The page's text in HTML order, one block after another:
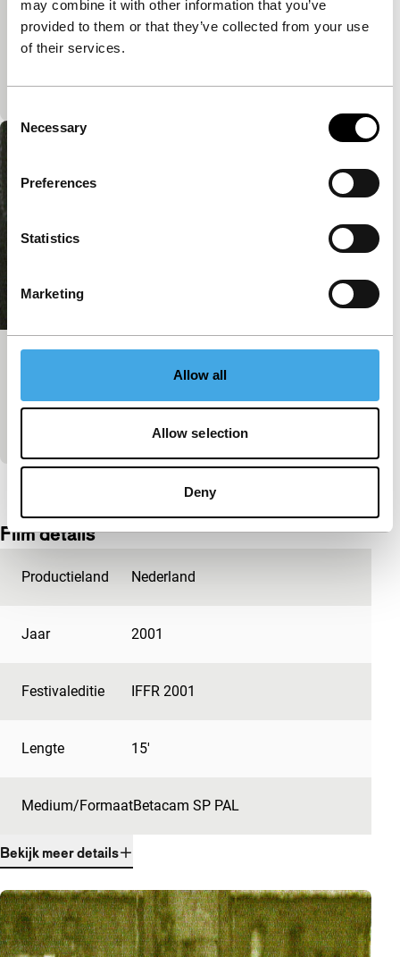
may combine it with other information that you’ve
provided to them or that they’ve collected from your use
of their services.
Selection
Necessary
Preferences
Statistics
Marketing
Allow all
Allow selection
Deny
main programme short
Een langgerekt gezicht verdwijnt langzaam maar
door sterren geperforeerde zwarte ruimte.
Vanuit het altijd dwingende ‘moest zo zijn’
terugkijken naar een fataal auto-ongeluk.
Film details
Productieland Nederland
Jaar 2001
Festivaleditie IFFR 2001
Lengte 15'
Medium/FormaatBetacam SP PAL
Bekijk meer details